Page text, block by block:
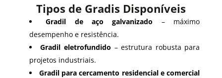
Tipos de Gradis Disponíveis
Gradil de aço galvanizado – máximo
desempenho e resistência.
Gradil eletrofundido – estrutura robusta para
projetos industriais.
Gradil para cercamento residencial e comercial